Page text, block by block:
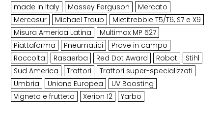
made in Italy
Massey Ferguson
Mercato
Mercosur
Michael Traub
Mietitrebbie T5/T6, S7 e X9
Misura America Latina
Multimax MP 527
Piattaforma
Pneumatici
Prove in campo
Raccolta
Rasaerba Red Dot Award Robot
Stihl
Sud America
Trattori
Trattori super-specializzati
Umbria
Unione Europea
UV Boosting
Vigneto e frutteto
Xerion 12 Yarbo